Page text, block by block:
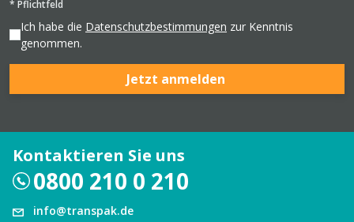
* Pflichtfeld
Ich habe die Datenschutzbestimmungen zur Kenntnis
genommen.
Jetzt anmelden
Kontaktieren Sie uns
0800 210 0 210
info@transpak.de